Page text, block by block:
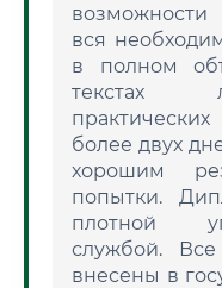
вся
в полном
текстах
более двух
хорошим
попытки.
плотной
службой.
внесены в